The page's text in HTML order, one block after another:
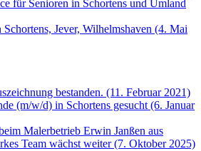
für Senioren in Schortens und Umland
Schortens, Jever, Wilhelmshaven (4. Mai
bestanden. (11. Februar 2021)
(m/w/d) in Schortens gesucht (6. Januar
Malerbetrieb Erwin Janßen aus
Team wächst weiter (7. Oktober 2025)